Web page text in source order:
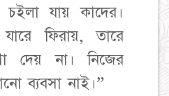
যায় কাদের।
ফিরায়, তারে
দেয় না। নিজের
ব্যবসা নাই।”